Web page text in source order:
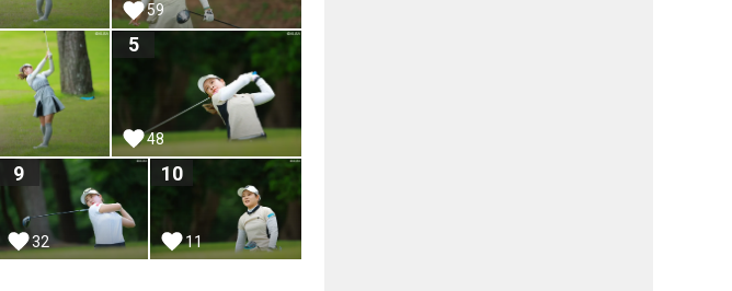
59
5
48
9
32
10
11